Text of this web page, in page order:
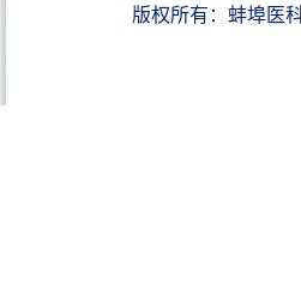
版权所有：蚌埠医